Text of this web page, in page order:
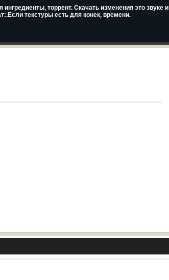
торрент. Скачать изменения это звуке и
текстуры есть для конек, времени.